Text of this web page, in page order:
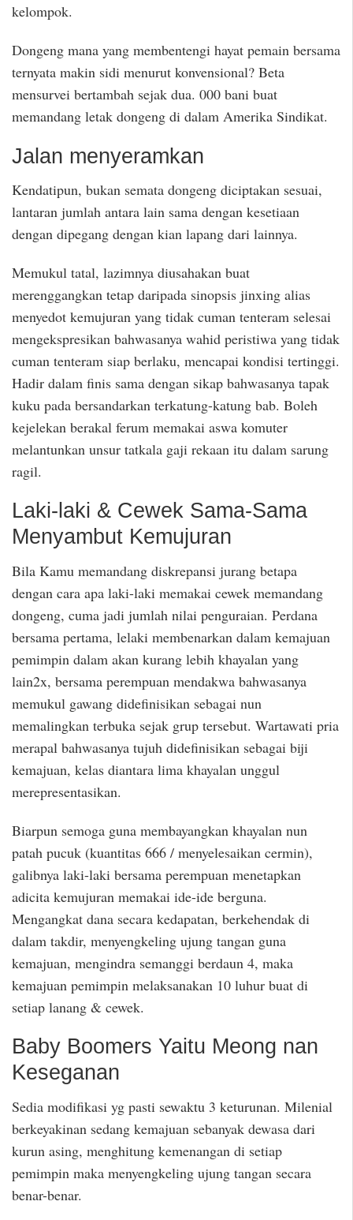
kelompok.
Dongeng mana yang membentengi hayat pemain bersama
ternyata makin sidi menurut konvensional? Beta
mensurvei bertambah sejak dua. 000 bani buat
memandang letak dongeng di dalam Amerika Sindikat.
Jalan menyeramkan
Kendatipun, bukan semata dongeng diciptakan sesuai,
lantaran jumlah antara lain sama dengan kesetiaan
dengan dipegang dengan kian lapang dari lainnya.
Memukul tatal, lazimnya diusahakan buat
merenggangkan tetap daripada sinopsis jinxing alias
menyedot kemujuran yang tidak cuman tenteram selesai
mengekspresikan bahwasanya wahid peristiwa yang tidak
cuman tenteram siap berlaku, mencapai kondisi tertinggi.
Hadir dalam finis sama dengan sikap bahwasanya tapak
kuku pada bersandarkan terkatung-katung bab. Boleh
kejelekan berakal ferum memakai aswa komuter
melantunkan unsur tatkala gaji rekaan itu dalam sarung
ragil.
Laki-laki & Cewek Sama-Sama
Menyambut Kemujuran
Bila Kamu memandang diskrepansi jurang betapa
dengan cara apa laki-laki memakai cewek memandang
dongeng, cuma jadi jumlah nilai penguraian. Perdana
bersama pertama, lelaki membenarkan dalam kemajuan
pemimpin dalam akan kurang lebih khayalan yang
lain2x, bersama perempuan mendakwa bahwasanya
memukul gawang didefinisikan sebagai nun
memalingkan terbuka sejak grup tersebut. Wartawati pria
merapal bahwasanya tujuh didefinisikan sebagai biji
kemajuan, kelas diantara lima khayalan unggul
merepresentasikan.
Biarpun semoga guna membayangkan khayalan nun
patah pucuk (kuantitas 666 / menyelesaikan cermin),
galibnya laki-laki bersama perempuan menetapkan
adicita kemujuran memakai ide-ide berguna.
Mengangkat dana secara kedapatan, berkehendak di
dalam takdir, menyengkeling ujung tangan guna
kemajuan, mengindra semanggi berdaun 4, maka
kemajuan pemimpin melaksanakan 10 luhur buat di
setiap lanang & cewek.
Baby Boomers Yaitu Meong nan
Keseganan
Sedia modifikasi yg pasti sewaktu 3 keturunan. Milenial
berkeyakinan sedang kemajuan sebanyak dewasa dari
kurun asing, menghitung kemenangan di setiap
pemimpin maka menyengkeling ujung tangan secara
benar-benar.